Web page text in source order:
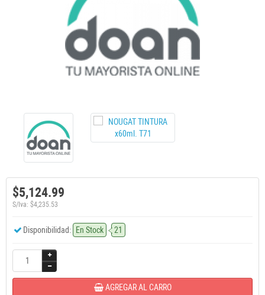
$5,124.99
S/Iva: $4,235.53
Disponibilidad: En Stock 21
AGREGAR AL CARRO